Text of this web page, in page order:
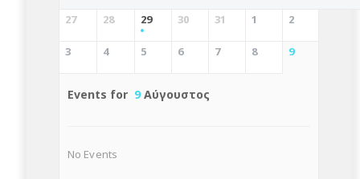
27 28 29 30 31 1 2
3 4 5 6 7 8 9
Events for 9Αύγουστος
No Events